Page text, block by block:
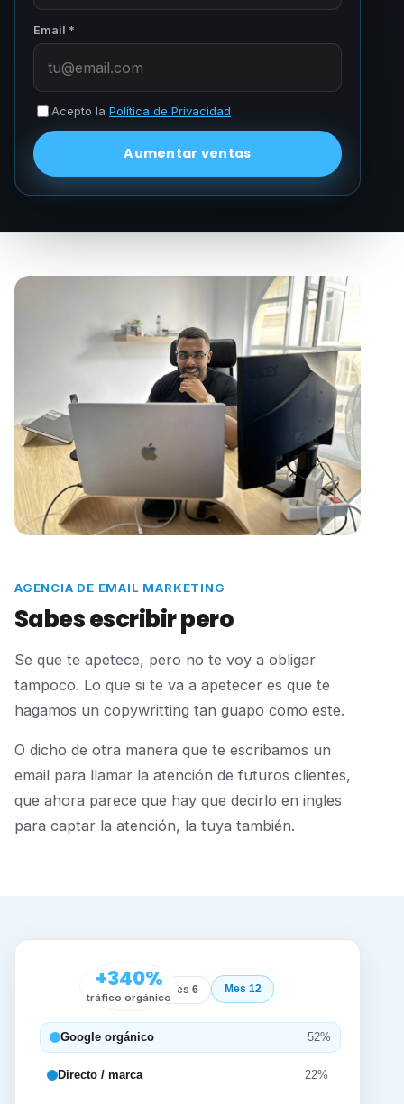
Email *
Acepto la Política de Privacidad
Aumentar ventas
AGENCIA DE EMAIL MARKETING
Sabes escribir pero
Se que te apetece, pero no te voy a obligar
tampoco. Lo que si te va a apetecer es que te
hagamos un copywritting tan guapo como este.
O dicho de otra manera que te escribamos un
email para llamar la atención de futuros clientes,
que ahora parece que hay que decirlo en ingles
para captar la atención, la tuya también.
+340%
tráfico orgánico
Mes 6 Mes 12
Google orgánico 52%
Directo / marca 22%